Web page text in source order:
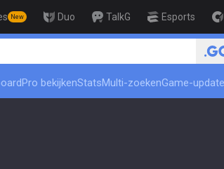
New Duo TalkG Esports
Pro bekijkenStatsMulti-zoekenGame-update